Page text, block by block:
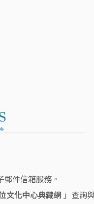
件信箱服務。
文化中心典藏網 」查詢